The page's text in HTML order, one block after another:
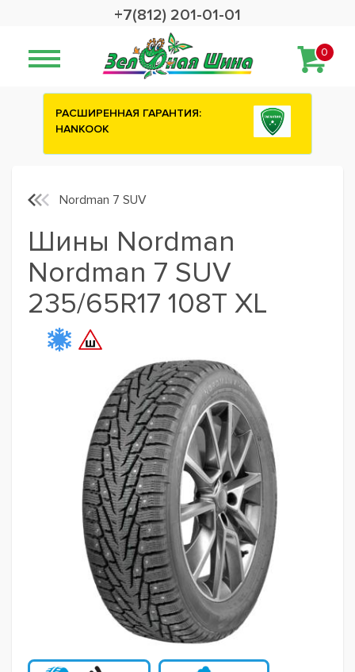
+7(812) 201-01-01
0
Сashback 2500 рублей на зимние
Nordman 7 SUV
Шины Nordman
Nordman 7 SUV
235/65R17 108T XL